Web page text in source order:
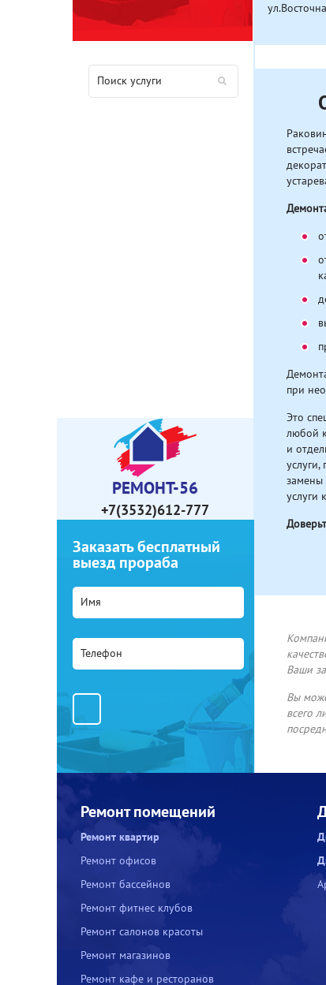
РЕМОНТ-56
+7(3532)612-777
Заказать бесплатный
выезд прораба
при
Это
любой
и
замены
услуги
Ваши
Вы
всего
Ремонт помещений
Ремонт квартир
Ремонт офисов
Ремонт бассейнов
Ремонт фитнес клубов
Ремонт салонов красоты
Ремонт магазинов
Ремонт кафе и ресторанов